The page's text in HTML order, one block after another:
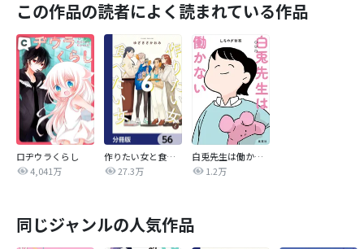
この作品の読者によく読まれている作品
ロヂウラくらし
4,041万
作りたい女と食べたい女【分冊版】
27.3万
白兎先生は働かない【タテヨミ】
1.2万
同じジャンルの人気作品